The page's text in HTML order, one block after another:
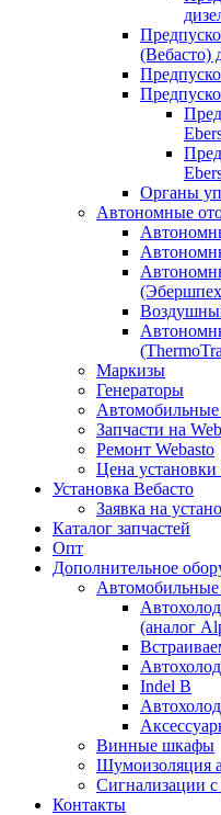
(Вебасто)
Органы
Автономные
Маркизы
Генераторы
Запчасти на
Ремонт Webasto
Цена установки
Установка Вебасто
Заявка на
Каталог запчастей
Опт
Дополнительное
(аналог
Indel B
Винные шкафы
Шумоизоляция
Сигнализации
Контакты